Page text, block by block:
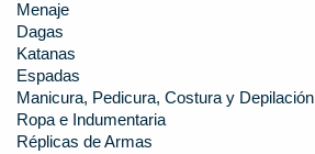
Menaje
Dagas
Katanas
Espadas
Manicura, Pedicura, Costura y Depilación
Ropa e Indumentaria
Réplicas de Armas